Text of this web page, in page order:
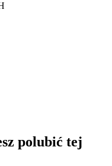
polubić tej